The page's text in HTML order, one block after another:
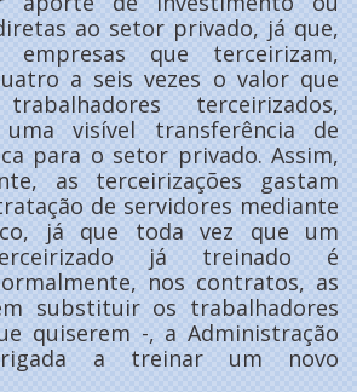
ao setor privado, já que,
que terceirizam,
a seis vezes o valor que
terceirizados,
uma visível transferência de
para o setor privado. Assim,
as terceirizações gastam
de servidores mediante
já que toda vez que um
já treinado é
nos contratos, as
substituir os trabalhadores
quiserem -, a Administração
a treinar um novo